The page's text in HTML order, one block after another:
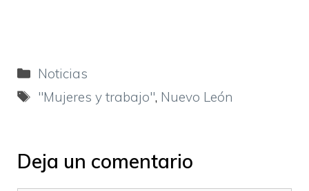
Categorías
Noticias
Etiquetas
"Mujeres y trabajo", Nuevo León
Deja un comentario